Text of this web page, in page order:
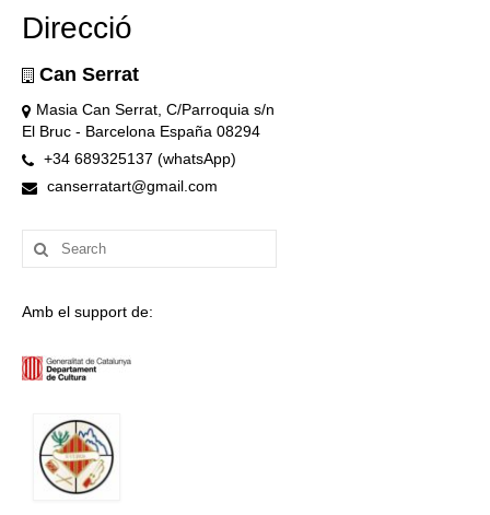
Direcció
Can Serrat
Masia Can Serrat, C/Parroquia s/n
El Bruc - Barcelona España 08294
+34 689325137 (whatsApp)
canserratart@gmail.com
Search
for:
Amb el support de: